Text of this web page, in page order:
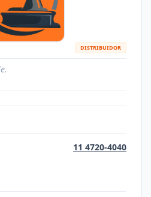
DISTRIBUIDOR
11 4720-4040